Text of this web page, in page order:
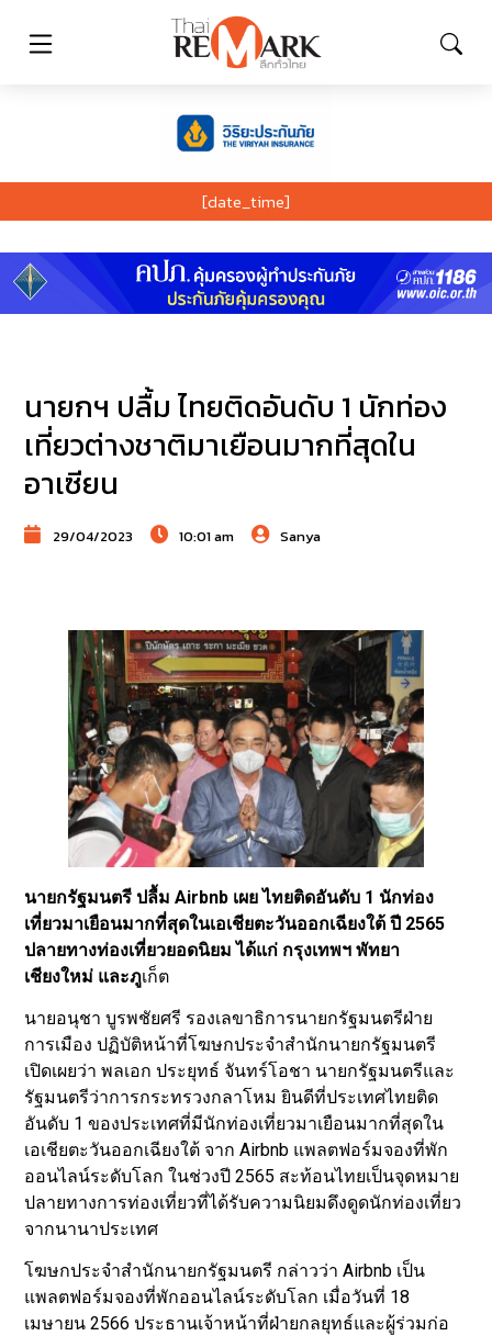
[date_time]
นายกฯ ปลื้ม ไทยติดอันดับ 1 นักท่อง
เที่ยวต่างชาติมาเยือนมากที่สุดใน
อาเซียน
29/04/2023 10:01 am Sanya
นายกรัฐมนตรี ปลื้ม Airbnb เผย ไทยติดอันดับ 1 นักท่อง
เที่ยวมาเยือนมากที่สุดในเอเชียตะวันออกเฉียงใต้ ปี 2565
ปลายทางท่องเที่ยวยอดนิยม ได้แก่ กรุงเทพฯ พัทยา
เชียงใหม่ และภูเก็ต
นายอนุชา บูรพชัยศรี รองเลขาธิการนายกรัฐมนตรีฝ่าย
การเมือง ปฏิบัติหน้าที่โฆษกประจำสำนักนายกรัฐมนตรี
เปิดเผยว่า พลเอก ประยุทธ์ จันทร์โอชา นายกรัฐมนตรีและ
รัฐมนตรีว่าการกระทรวงกลาโหม ยินดีที่ประเทศไทยติด
อันดับ 1 ของประเทศที่มีนักท่องเที่ยวมาเยือนมากที่สุดใน
เอเชียตะวันออกเฉียงใต้ จาก Airbnb แพลตฟอร์มจองที่พัก
ออนไลน์ระดับโลก ในช่วงปี 2565 สะท้อนไทยเป็นจุดหมาย
ปลายทางการท่องเที่ยวที่ได้รับความนิยมดึงดูดนักท่องเที่ยว
จากนานาประเทศ
โฆษกประจำสำนักนายกรัฐมนตรี กล่าวว่า Airbnb เป็น
แพลตฟอร์มจองที่พักออนไลน์ระดับโลก เมื่อวันที่ 18
เมษายน 2566 ประธานเจ้าหน้าที่ฝ่ายกลยุทธ์และผู้ร่วมก่อ